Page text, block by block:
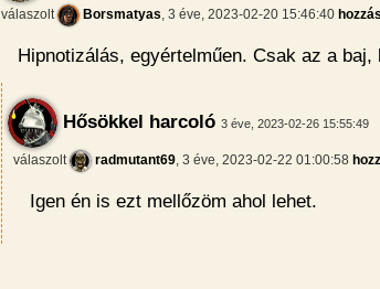
válaszolt Borsmatyas, 3 éve, 2023-02-20 15:46:40
Hipnotizálás, egyértelműen. Csak az a
Hősökkel harcoló 3 éve, 2023-02-26 15:55:49
válaszolt radmutant69, 3 éve, 2023-02-22 01:00:58
Igen én is ezt mellőzöm ahol lehet.